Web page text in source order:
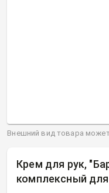
Крем для рук,
комплексный для
Внешний вид товара